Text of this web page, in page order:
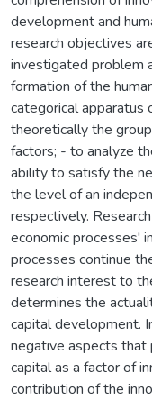
development and
research objectives
investigated problem
formation of the
categorical apparatus
theoretically the
factors; - to analyze
ability to satisfy the
the level of an
respectively.
economic processes'
processes continue
research interest to
determines the
capital development.
negative aspects that
capital as a factor of
contribution of the